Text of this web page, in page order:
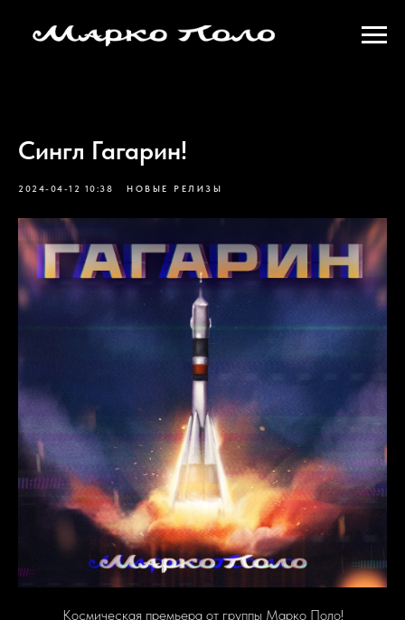
Сингл Гагарин!
2024-04-12 10:38 НОВЫЕ РЕЛИЗЫ
Космическая премьера от группы Марко Поло!